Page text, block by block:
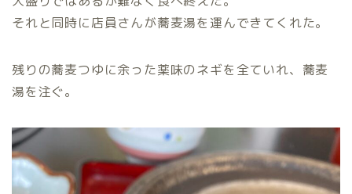
それと同時に店員さんが蕎麦湯を運んできてくれた。
残りの蕎麦つゆに余った薬味のネギを全ていれ、蕎麦
湯を注ぐ。